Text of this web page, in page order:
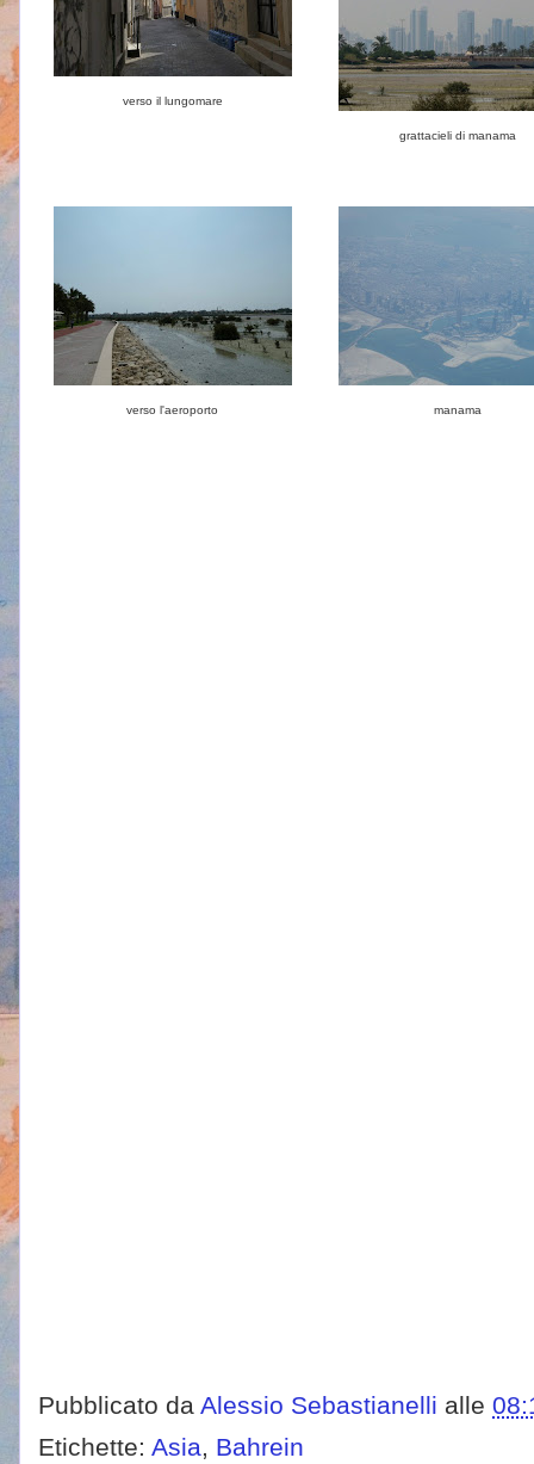
verso il lungomare
grattacieli di manama
verso l'aeroporto manama
Pubblicato da Alessio Sebastianelli alle
Etichette: Asia, Bahrein